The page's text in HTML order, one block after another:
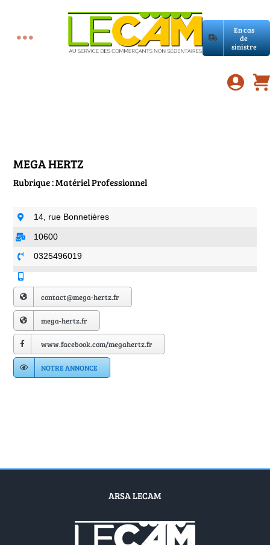
En cas
de
sinistre
Toggle
E-book
Petites annonces
Annuaire Fournisseurs
Actualités
Contact
MEGA HERTZ
Rubrique : Matériel Professionnel
14, rue Bonnetières
10600
0325496019
contact@mega-hertz.fr
mega-hertz.fr
www.facebook.com/megahertz.fr
NOTRE ANNONCE
ARSA LECAM